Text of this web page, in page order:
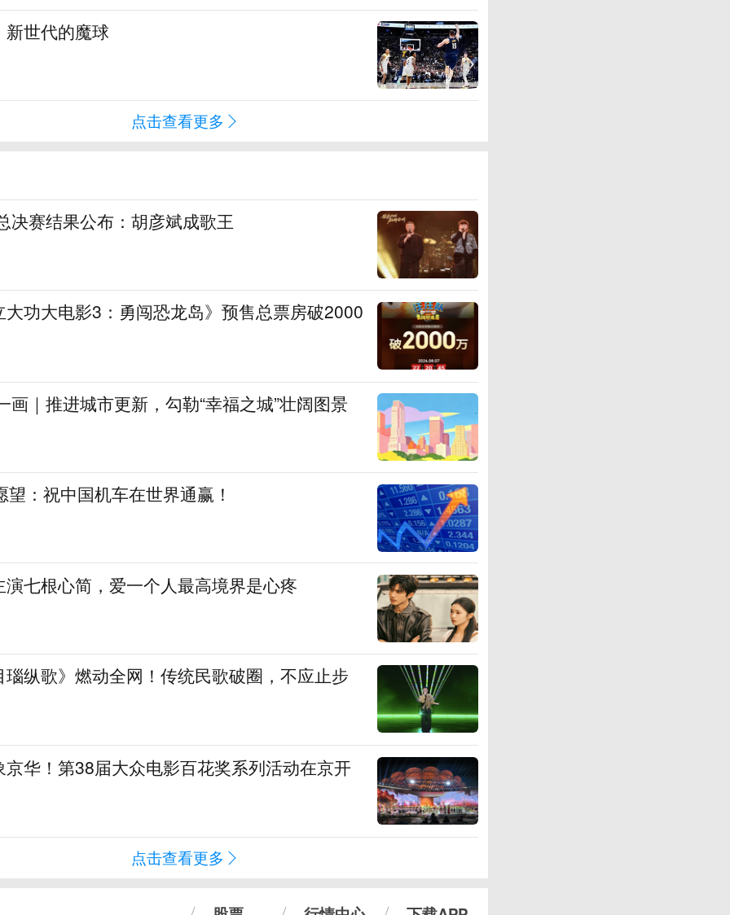
世代的魔球
点击查看更多
决赛结果公布：胡彦斌成歌王
功大电影3：勇闯恐龙岛》预售总票房破2000
画｜推进城市更新，勾勒“幸福之城”壮阔图景
：祝中国机车在世界通赢！
七根心简，爱一个人最高境界是心疼
纵歌》燃动全网！传统民歌破圈，不应止步
华！第38届大众电影百花奖系列活动在京开
点击查看更多